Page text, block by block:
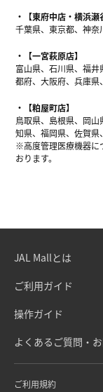
【東府中店・横浜瀬
千葉県、東京都、神奈
【一宮萩原店】
富山県、石川県、福
都府、大阪府、兵庫
【粕屋町店】
鳥取県、島根県、岡
知県、福岡県、佐賀
※高度管理医療機器に
おります。
JAL Mallとは
ご利用ガイド
操作ガイド
よくあるご質問・
ご利用規約